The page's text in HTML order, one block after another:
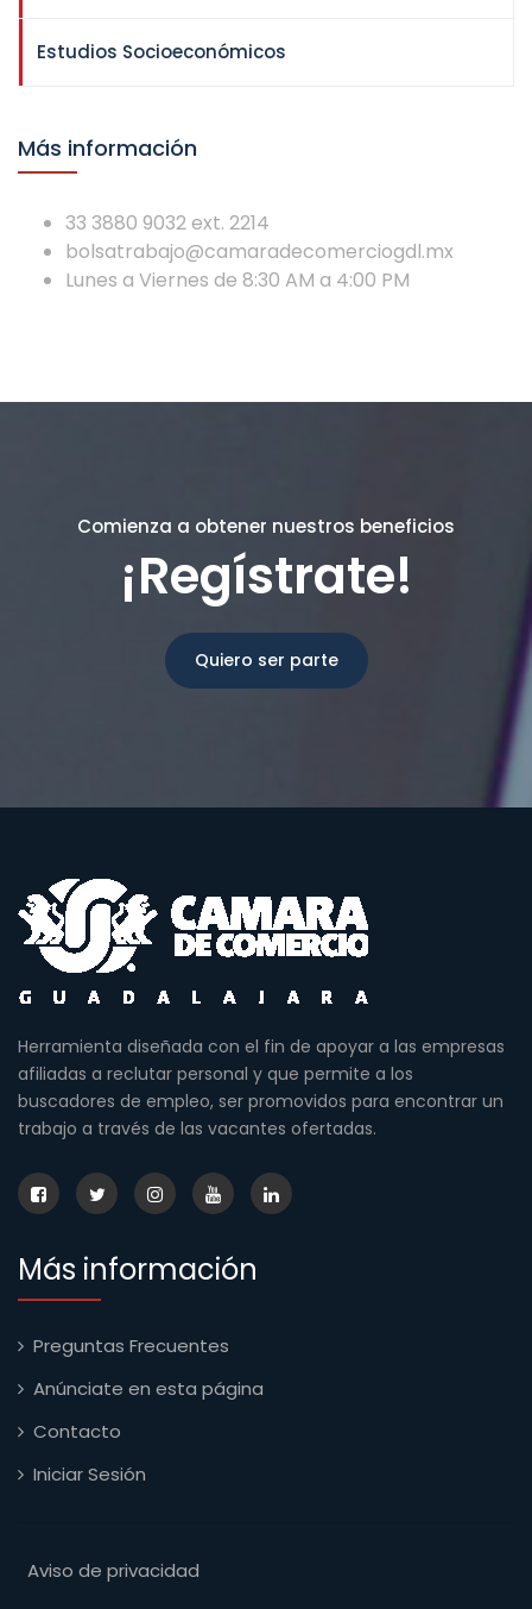
Estudios Socioeconómicos
Más información
33 3880 9032 ext. 2214
bolsatrabajo@camaradecomerciogdl.mx
Lunes a Viernes de 8:30 AM a 4:00 PM
Comienza a obtener nuestros beneficios
¡Regístrate!
Quiero ser parte
Herramienta diseñada con el fin de apoyar a las empresas
afiliadas a reclutar personal y que permite a los
buscadores de empleo, ser promovidos para encontrar un
trabajo a través de las vacantes ofertadas.
Más información
Preguntas Frecuentes
Anúnciate en esta página
Contacto
Iniciar Sesión
Aviso de privacidad